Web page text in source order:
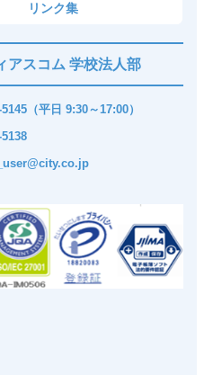
リンク集
アスコム 学校法人部
（平日 9:30～17:00）